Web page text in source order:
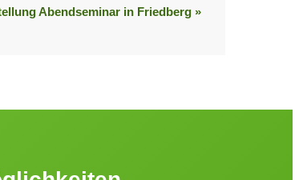
Abendseminar in Friedberg »